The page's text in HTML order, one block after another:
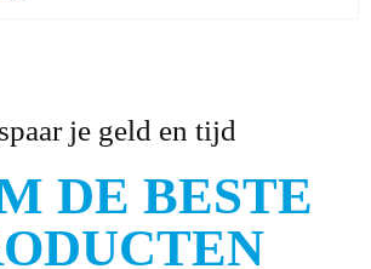
je geld en tijd
DE BESTE